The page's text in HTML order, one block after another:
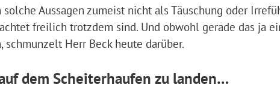
Aussagen zumeist nicht als Täuschung oder
freilich trotzdem sind. Und obwohl gerade das ja
Herr Beck heute darüber.
dem Scheiterhaufen zu landen…